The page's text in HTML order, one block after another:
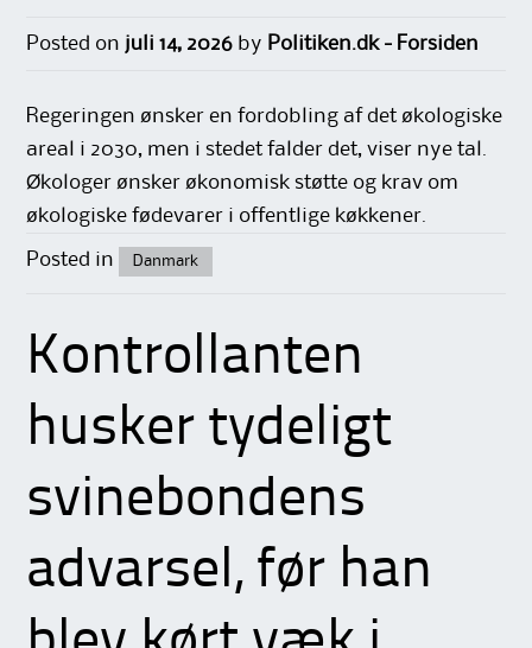
Posted on juli 14, 2026 by Politiken.dk - Forsiden
Regeringen ønsker en fordobling af det økologiske
areal i 2030, men i stedet falder det, viser nye tal.
Økologer ønsker økonomisk støtte og krav om
økologiske fødevarer i offentlige køkkener.
Posted in Danmark
Kontrollanten
husker tydeligt
svinebondens
advarsel, før han